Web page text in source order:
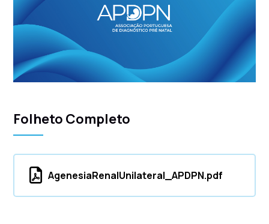
Folheto Completo
AgenesiaRenalUnilateral_APDPN.pdf